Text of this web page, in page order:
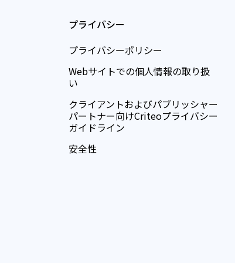
プライバシー
プライバシーポリシー
Webサイトでの個人情報の取り扱
い
クライアントおよびパブリッシャー
パートナー向けCriteoプライバシー
ガイドライン
安全性